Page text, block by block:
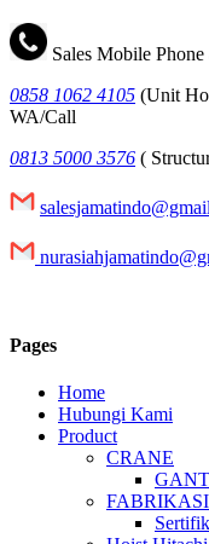
Sales Mobile
0858 1062 4105 (Unit
WA/Call
0813 5000 3576 (
Pages
Home
Hubungi Kami
Product
CRANE